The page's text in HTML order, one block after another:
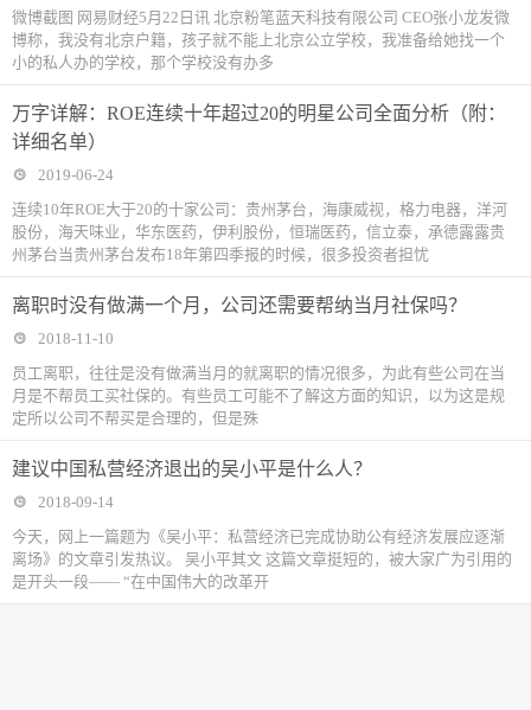
微博截图 网易财经5月22日讯 北京粉笔蓝天科技有限公司 CEO张小龙发微
博称，我没有北京户籍，孩子就不能上北京公立学校，我准备给她找一个
小的私人办的学校，那个学校没有办多
万字详解：ROE连续十年超过20的明星公司全面分析（附：
详细名单）
2019-06-24
连续10年ROE大于20的十家公司：贵州茅台，海康威视，格力电器，洋河
股份，海天味业，华东医药，伊利股份，恒瑞医药，信立泰，承德露露贵
州茅台当贵州茅台发布18年第四季报的时候，很多投资者担忧
离职时没有做满一个月，公司还需要帮纳当月社保吗？
2018-11-10
​员工离职，往往是没有做满当月的就离职的情况很多，为此有些公司在当
月是不帮员工买社保的。有些员工可能不了解这方面的知识，以为这是规
定所以公司不帮买是合理的，但是殊
建议中国私营经济退出的吴小平是什么人？
2018-09-14
今天，网上一篇题为《吴小平：私营经济已完成协助公有经济发展应逐渐
离场》的文章引发热议。 吴小平其文 这篇文章挺短的，被大家广为引用的
是开头一段—— “在中国伟大的改革开